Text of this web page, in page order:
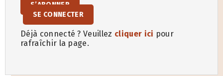
S’ABONNER
SE CONNECTER
Déjà connecté ? Veuillez cliquer ici pour
rafraîchir la page.